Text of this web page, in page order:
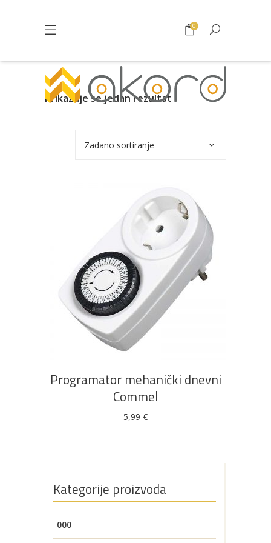
Pogledajte što je novo
u ponudi
Pločasti
materijali
Alati i
pribor
Bijela
tehnika
namještaj
0
Prikazuje se jedan rezultat
Zadano sortiranje
DODAJ U KOŠARICU
Programator mehanički dnevni
Commel
5,99 €
Kategorije proizvoda
000